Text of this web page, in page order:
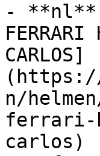
- **nl**:
CARLOS]
(https://
n/
ferrari-
carlos)